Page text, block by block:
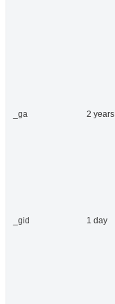
_ga 2 years
_gid 1 day